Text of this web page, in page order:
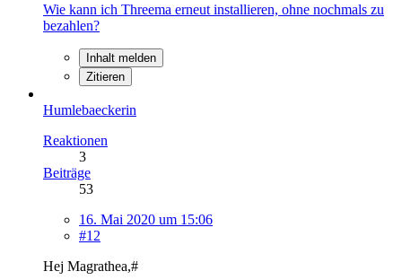
Wie kann ich Threema erneut installieren, ohne nochmals zu
bezahlen?
Inhalt melden
Zitieren
Humlebaeckerin
Reaktionen
3
Beiträge
53
16. Mai 2020 um 15:06
#12
Hej Magrathea,#